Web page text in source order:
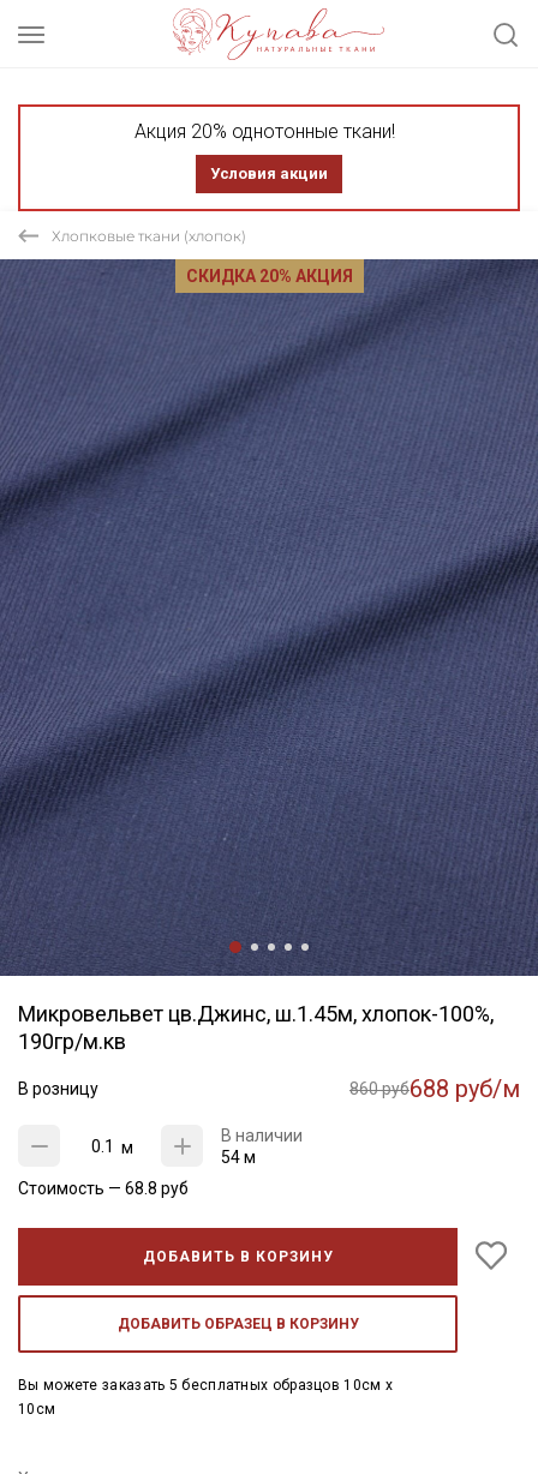
Акция 20% однотонные ткани!
Условия акции
Хлопковые ткани (хлопок)
СКИДКА 20% АКЦИЯ
Микровельвет цв.Джинс, ш.1.45м, хлопок-100%,
190гр/м.кв
В розницу 860 руб688 руб/м
м
В наличии
54 м
Стоимость — 68.8 руб
ДОБАВИТЬ В КОРЗИНУ
ДОБАВИТЬ ОБРАЗЕЦ В КОРЗИНУ
Вы можете заказать 5 бесплатных образцов 10см x
10см